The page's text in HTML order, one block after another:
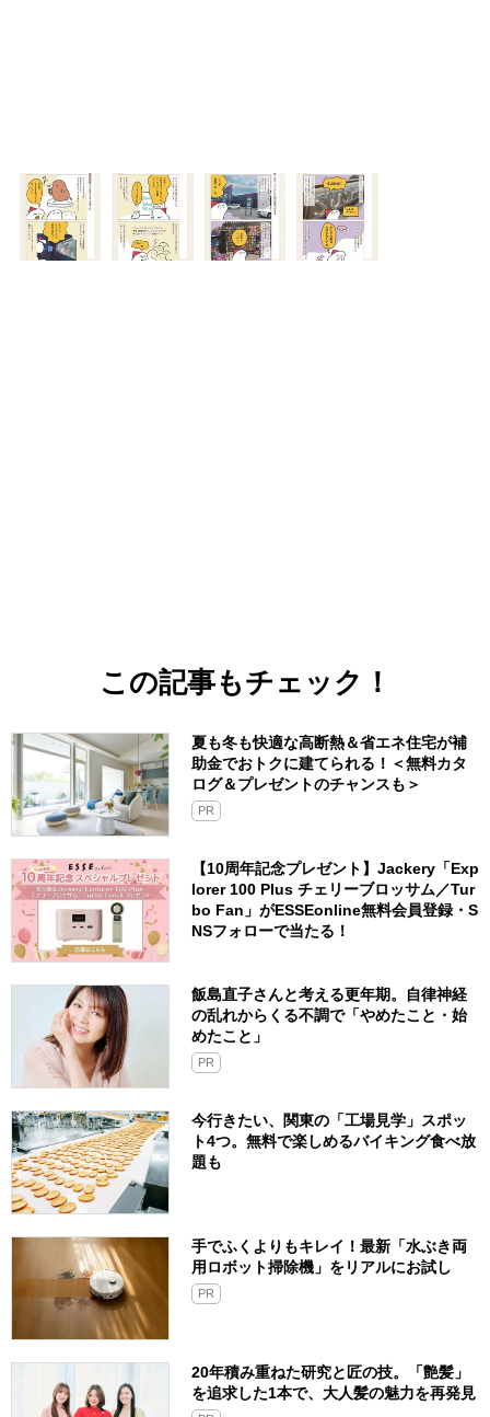
この記事もチェック！
夏も冬も快適な高断熱＆省エネ住宅が補
助金でおトクに建てられる！＜無料カタ
ログ＆プレゼントのチャンスも＞
PR
【10周年記念プレゼント】Jackery「Exp
lorer 100 Plus チェリーブロッサム／Tur
bo Fan」がESSEonline無料会員登録・S
NSフォローで当たる！
飯島直子さんと考える更年期。自律神経
の乱れからくる不調で「やめたこと・始
めたこと」
PR
今行きたい、関東の「工場見学」スポッ
ト4つ。無料で楽しめるバイキング食べ放
題も
手でふくよりもキレイ！最新「水ぶき両
用ロボット掃除機」をリアルにお試し
PR
20年積み重ねた研究と匠の技。「艶髪」
を追求した1本で、大人髪の魅力を再発見